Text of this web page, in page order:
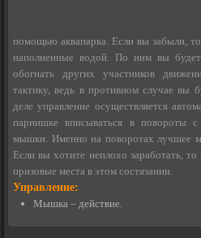
помощью аквапарка. Если вы забыли,
наполненные водой. По ним вы
обогнать других участников
тактику, ведь в противном случае вы
деле управление осуществляется
парнишке вписываться в повороты
мышки. Именно на поворотах лучшее
Если вы хотите неплохо заработать,
призовые места в этом состязании.
Управление:
Мышка – действие.